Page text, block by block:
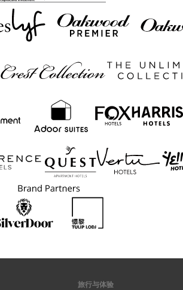
旅行与体验